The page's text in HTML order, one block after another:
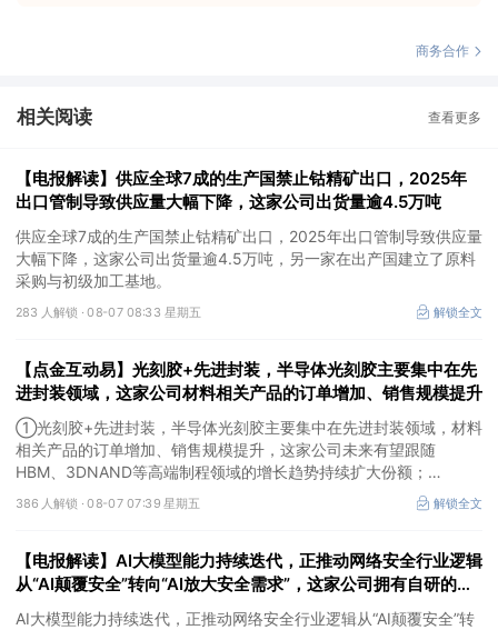
商务合作
相关阅读 查看更多
【电报解读】供应全球7成的生产国禁止钴精矿出口，2025年
出口管制导致供应量大幅下降，这家公司出货量逾4.5万吨
供应全球7成的生产国禁止钴精矿出口，2025年出口管制导致供应量
大幅下降，这家公司出货量逾4.5万吨，另一家在出产国建立了原料
采购与初级加工基地。
283 人解锁 ·08-07 08:33 星期五 解锁全文
【点金互动易】光刻胶+先进封装，半导体光刻胶主要集中在先
进封装领域，这家公司材料相关产品的订单增加、销售规模提升
①光刻胶+先进封装，半导体光刻胶主要集中在先进封装领域，材料
相关产品的订单增加、销售规模提升，这家公司未来有望跟随
HBM、3DNAND等高端制程领域的增长趋势持续扩大份额；
②华为+高速连接器，这家公司是深耕连接器国产核心骨干，高速互
联产品已对接导入国内头部AI服务器厂商，深度绑定华为供应链。
386 人解锁 ·08-07 07:39 星期五 解锁全文
【电报解读】AI大模型能力持续迭代，正推动网络安全行业逻辑
从“AI颠覆安全”转向“AI放大安全需求”，这家公司拥有自研的垂
直领域大模型安全GPT
AI大模型能力持续迭代，正推动网络安全行业逻辑从“AI颠覆安全”转